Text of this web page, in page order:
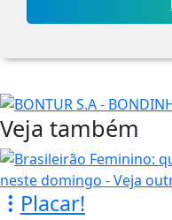
Veja também
Placar!